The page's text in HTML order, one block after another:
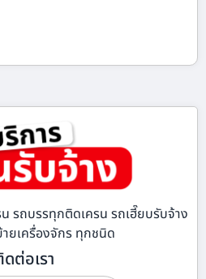
น รถบรรทุกติดเครน รถเฮี๊ยบรับจ้าง
ยเครื่องจักร ทุกชนิด
ต่อเรา